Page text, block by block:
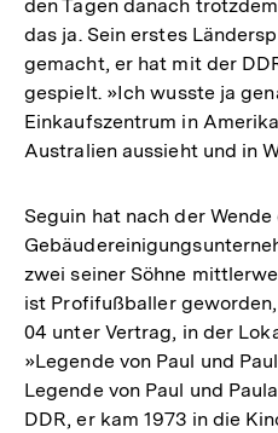
den Tagen danach
das ja. Sein erstes
gemacht, er hat mit der
gespielt. »Ich wusste ja
Einkaufszentrum in
Australien aussieht und in
Seguin hat nach der Wende
zwei seiner Söhne
ist Profifußballer
04 unter Vertrag, in der
»Legende von Paul und
Legende von Paul und
DDR, er kam 1973 in die